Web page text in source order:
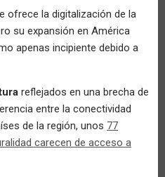
ofrece la digitalización de la
su expansión en América
apenas incipiente debido a
reflejados en una brecha de
entre la conectividad
de la región, unos 77
carecen de acceso a